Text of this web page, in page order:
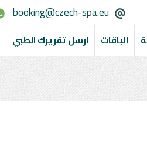
booking@czech-spa.eu
الباقات ارسل تقريرك الطبي